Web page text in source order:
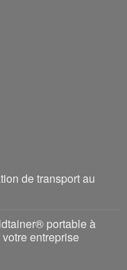
de transport au
portable à
entreprise